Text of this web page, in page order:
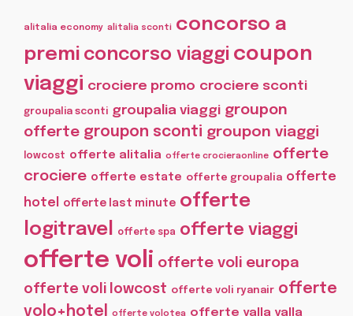
alitalia economy alitalia sconti concorso a
premi concorso viaggi coupon
viaggi crociere promo crociere sconti
groupalia sconti groupalia viaggi groupon
offerte groupon sconti groupon viaggi
lowcost offerte alitalia offerte crocieraonline offerte
crociere offerte estate offerte groupalia offerte
hotel
offerte last minute offerte
logitravel
offerte spa offerte viaggi
offerte voli offerte voli europa
offerte voli lowcost offerte voli ryanair offerte
volo+hotel
offerte volotea offerte yalla yalla